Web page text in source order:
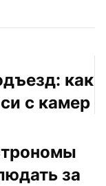
как
с камер
за